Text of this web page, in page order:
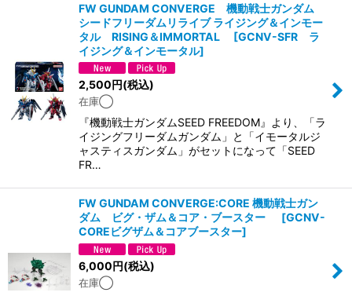
FW GUNDAM CONVERGE 機動戦士ガンダム
シードフリーダムリライブ ライジング＆インモー
タル RISING＆IMMORTAL
[GCNV-SFR ラ
イジング＆インモータル]
2,500円(税込)
在庫◯
『機動戦士ガンダムSEED FREEDOM』より、「ラ
イジングフリーダムガンダム」と「イモータルジ
ャスティスガンダム」がセットになって「SEED
FR…
FW GUNDAM CONVERGE:CORE 機動戦士ガン
ダム ビグ・ザム＆コア・ブースター
[GCNV-
COREビグザム＆コアブースター]
6,000円(税込)
在庫◯